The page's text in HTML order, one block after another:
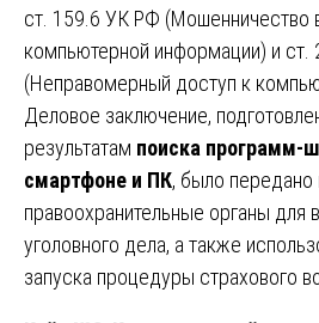
ст. 159.6 УК РФ (Мошенничество
компьютерной информации) и
(Неправомерный доступ к
Деловое заключение,
результатам поиска программ-
смартфоне и ПК, было передано
правоохранительные органы для
уголовного дела, а также
запуска процедуры страхового